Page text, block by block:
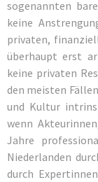
sogenannten
keine
privaten,
überhaupt erst
keine privaten
den meisten
und Kultur
wenn
Jahre
Niederlanden
durch